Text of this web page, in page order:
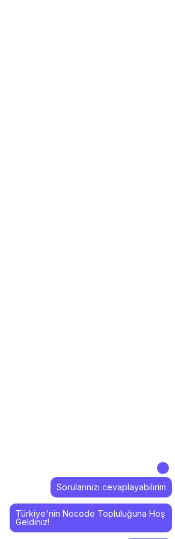
Türkiye'nin Nocode Topluluğuna Hoş
Geldiniz!
Sorularınızı cevaplayabilirim